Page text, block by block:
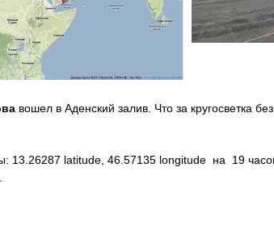
вошел в Аденский залив. Что за кругосветка
13.26287 latitude, 46.57135 longitude на 19